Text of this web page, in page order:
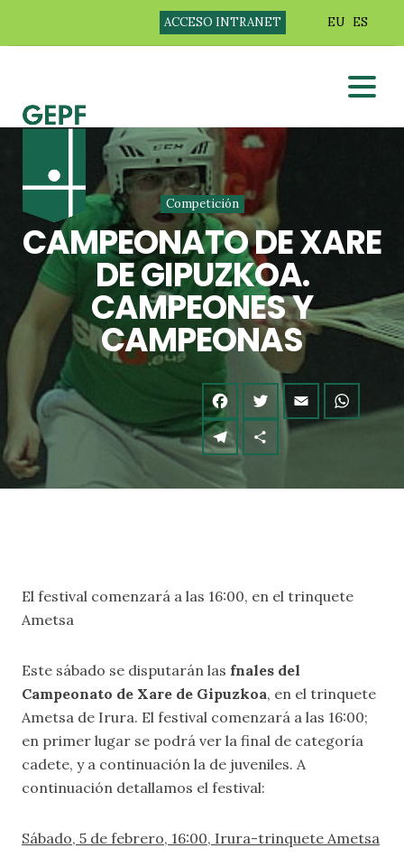
ACCESO INTRANET EU ES
Competición
CAMPEONATO DE XARE
DE GIPUZKOA.
CAMPEONES Y
CAMPEONAS
El festival comenzará a las 16:00, en el trinquete
Ametsa
Este sábado se disputarán las fnales del
Campeonato de Xare de Gipuzkoa, en el trinquete
Ametsa de Irura. El festival comenzará a las 16:00;
en primer lugar se podrá ver la final de categoría
cadete, y a continuación la de juveniles. A
continuación detallamos el festival:
Sábado, 5 de febrero, 16:00, Irura-trinquete Ametsa